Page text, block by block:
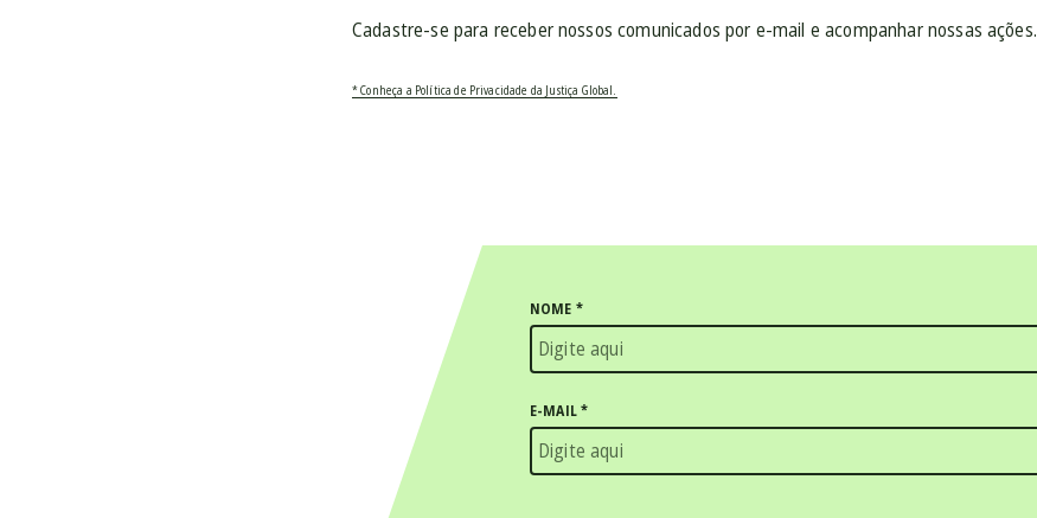
Cadastre-se para receber nossos comunicados por e-mail e acompanhar nossas ações.
* Conheça a Política de Privacidade da Justiça Global.
NOME *
E-MAIL*